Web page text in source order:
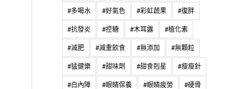
#多喝水 #好氣色 #彩虹蔬果 #復胖
#抗發炎 #控糖 #木耳露 #植化素
#減肥 #減重飲食 #無添加 #無顆粒
#猛健樂 #甜味劑 #甜食剋星 #瘦瘦針
#白內障 #眼睛保養 #眼睛疲勞 #硬骨